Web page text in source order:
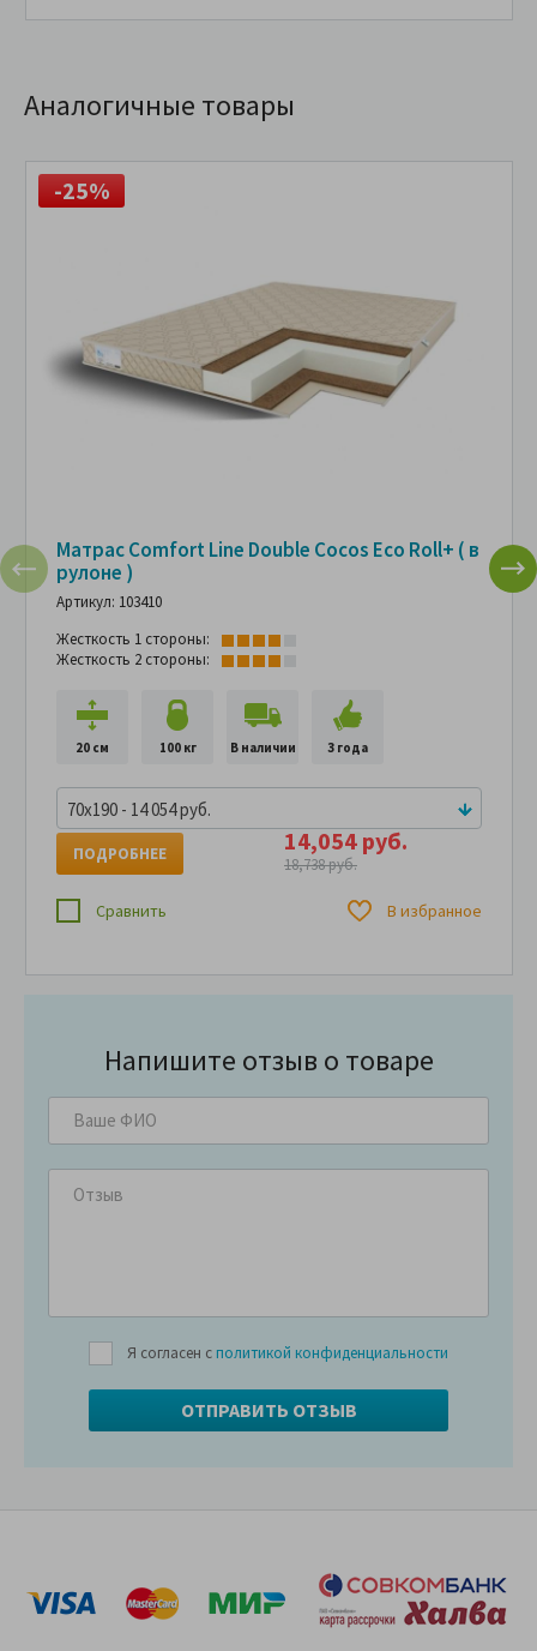
Аналогичные товары
-25%
Матрас Comfort Line Double Cocos Eco Roll+ ( в
рулоне )
Артикул: 103410
Жесткость 1 стороны:
Жесткость 2 стороны:
20 см 100 кг В наличии 3 года
70x190 - 14 054 руб.
14,054 руб.
18,738 руб.
ПОДРОБНЕЕ
Сравнить В избранное
Напишите отзыв о товаре
Я согласен с политикой конфиденциальности